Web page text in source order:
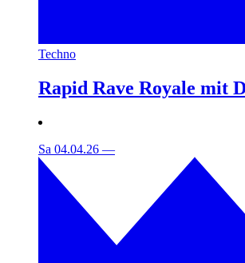
Techno
Rapid Rave Royale mit
Sa 04.04.26 —